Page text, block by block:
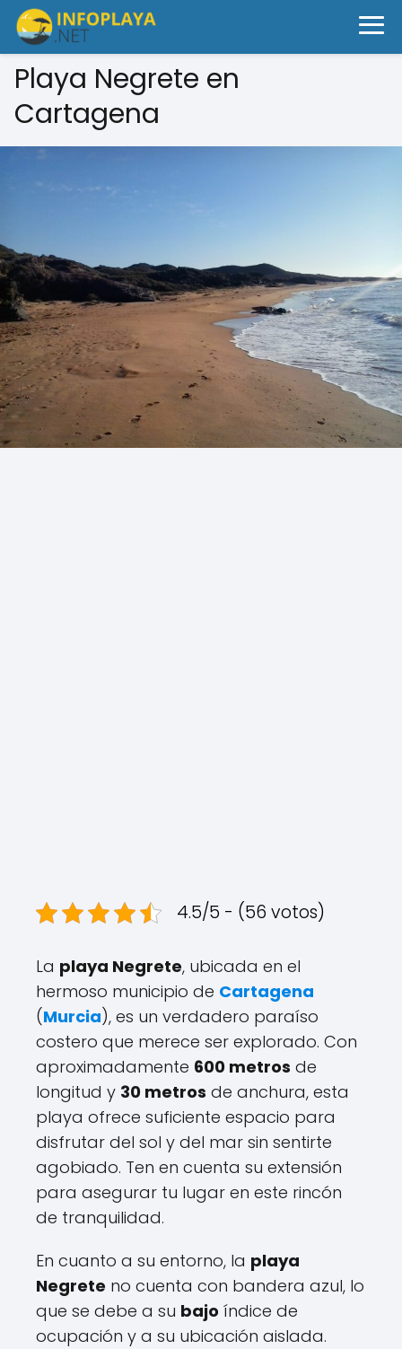
Playa Negrete en
Cartagena
4.5/5 - (56 votos)
La playa Negrete, ubicada en el
hermoso municipio de Cartagena
(Murcia), es un verdadero paraíso
costero que merece ser explorado. Con
aproximadamente 600 metros de
longitud y 30 metros de anchura, esta
playa ofrece suficiente espacio para
disfrutar del sol y del mar sin sentirte
agobiado. Ten en cuenta su extensión
para asegurar tu lugar en este rincón
de tranquilidad.
En cuanto a su entorno, la playa
Negrete no cuenta con bandera azul, lo
que se debe a su bajo índice de
ocupación y a su ubicación aislada.